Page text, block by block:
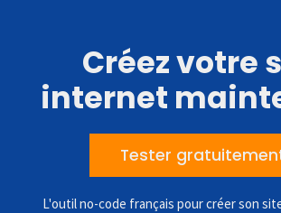
Créez votre
internet
Tester
L'outil no-code français pour créer son